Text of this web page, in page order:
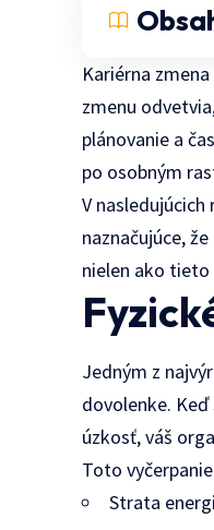
Kariérna
zmenu
plánovanie a
po osobným
V
naznačujúce,
nielen ako tieto
Jedným z
dovolenke.
úzkosť, váš
Toto
Strata